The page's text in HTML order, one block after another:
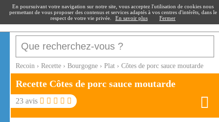
recoin.fr
Recoin › Recette › Bourgogne › Plat › Côtes de porc sauce moutarde
Recette Côtes de porc sauce moutarde
23 avis
En poursuivant votre navigation sur notre site, vous acceptez l'utilisation de cookies nous
permettant de vous proposer des contenus et services adaptés à vos centres d'intérêts, dans le
respect de votre vie privée.
En savoir plus Fermer